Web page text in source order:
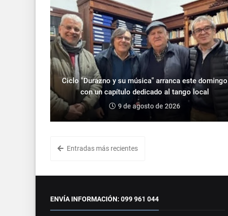
Ciclo "Durazno y su música" arranca este domingo
con un capítulo dedicado al tango local
9 de agosto de 2026
Entradas más recientes
ENVÍA INFORMACIÓN: 099 961 044